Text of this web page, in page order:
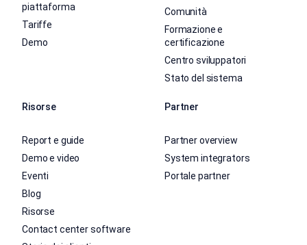
piattaforma
Tariffe
Demo
Comunità
Formazione e
certificazione
Centro sviluppatori
Stato del sistema
Risorse
Report e guide
Demo e video
Eventi
Blog
Risorse
Contact center software
Partner
Partner overview
System integrators
Portale partner